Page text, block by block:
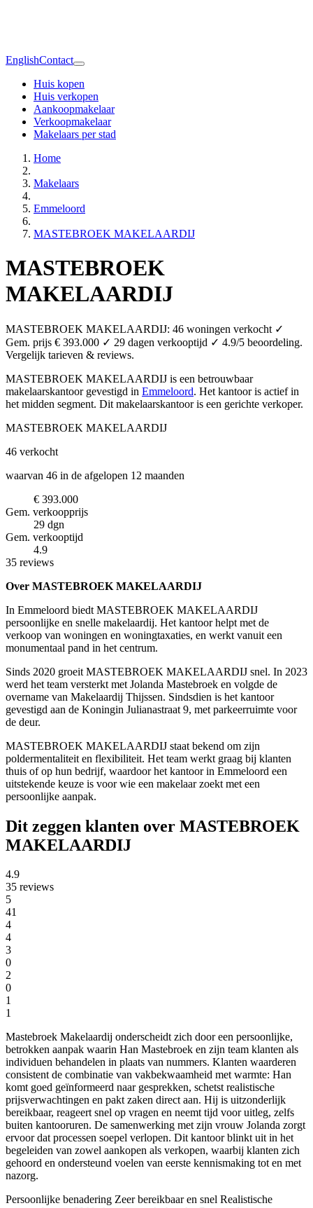
EnglishContact
Huis kopen
Huis verkopen
Aankoopmakelaar
Verkoopmakelaar
Makelaars per stad
Home
Makelaars
Emmeloord
MASTEBROEK MAKELAARDIJ
MASTEBROEK
MAKELAARDIJ
MASTEBROEK MAKELAARDIJ: 46 woningen verkocht ✓
Gem. prijs € 393.000 ✓ 29 dagen verkooptijd ✓ 4.9/5 beoordeling.
Vergelijk tarieven & reviews.
MASTEBROEK MAKELAARDIJ is een betrouwbaar
makelaarskantoor gevestigd in Emmeloord. Het kantoor is actief in
het midden segment. Dit makelaarskantoor is een gerichte verkoper.
MASTEBROEK MAKELAARDIJ
46 verkocht
waarvan 46 in de afgelopen 12 maanden
€ 393.000
Gem. verkoopprijs
29 dgn
Gem. verkooptijd
4.9
35 reviews
Over MASTEBROEK MAKELAARDIJ
In Emmeloord biedt MASTEBROEK MAKELAARDIJ
persoonlijke en snelle makelaardij. Het kantoor helpt met de
verkoop van woningen en woningtaxaties, en werkt vanuit een
monumentaal pand in het centrum.
Sinds 2020 groeit MASTEBROEK MAKELAARDIJ snel. In 2023
werd het team versterkt met Jolanda Mastebroek en volgde de
overname van Makelaardij Thijssen. Sindsdien is het kantoor
gevestigd aan de Koningin Julianastraat 9, met parkeerruimte voor
de deur.
MASTEBROEK MAKELAARDIJ staat bekend om zijn
poldermentaliteit en flexibiliteit. Het team werkt graag bij klanten
thuis of op hun bedrijf, waardoor het kantoor in Emmeloord een
uitstekende keuze is voor wie een makelaar zoekt met een
persoonlijke aanpak.
Dit zeggen klanten over MASTEBROEK
MAKELAARDIJ
4.9
35 reviews
5
41
4
4
3
0
2
0
1
1
Mastebroek Makelaardij onderscheidt zich door een persoonlijke,
betrokken aanpak waarin Han Mastebroek en zijn team klanten als
individuen behandelen in plaats van nummers. Klanten waarderen
consistent de combinatie van vakbekwaamheid met warmte: Han
komt goed geïnformeerd naar gesprekken, schetst realistische
prijsverwachtingen en pakt zaken direct aan. Hij is uitzonderlijk
bereikbaar, reageert snel op vragen en neemt tijd voor uitleg, zelfs
buiten kantooruren. De samenwerking met zijn vrouw Jolanda zorgt
ervoor dat processen soepel verlopen. Dit kantoor blinkt uit in het
begeleiden van zowel aankopen als verkopen, waarbij klanten zich
gehoord en ondersteund voelen van eerste kennismaking tot en met
nazorg.
Persoonlijke benadering Zeer bereikbaar en snel Realistische